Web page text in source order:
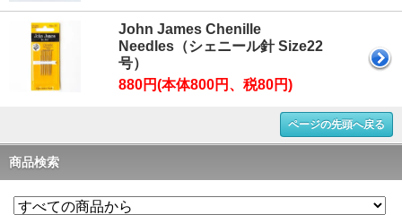
John James Chenille
Needles（シェニール針 Size22
号）
880円(本体800円、税80円)
ページの先頭へ戻る
商品検索